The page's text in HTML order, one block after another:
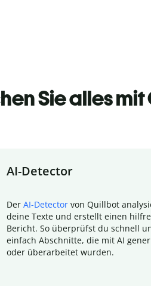
Sie alles
AI-Detector
Der AI-Detector von Quillbot
deine Texte und erstellt einen
Bericht. So überprüfst du schnell
einfach Abschnitte, die mit AI
oder überarbeitet wurden.